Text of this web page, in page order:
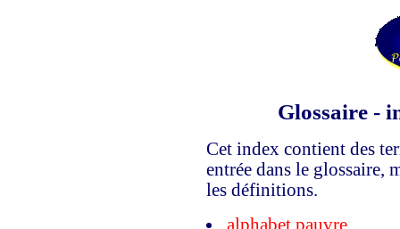
Glossaire -
Cet index contient des
entrée dans le glossaire,
les définitions.
alphabet pauvre